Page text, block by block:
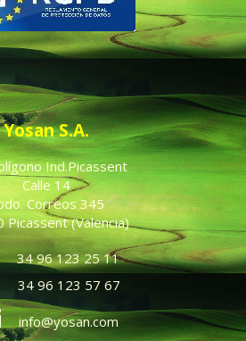
Yosan S.A.
Ind.Picassent
Calle 14
Correos 345
Picassent (Valencia)
96 123 25 11
34 96 123 57 67
info@yosan.com